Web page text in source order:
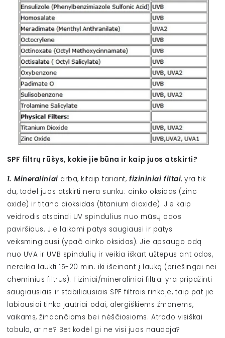
SPF filtrų rūšys, kokie jie būna ir kaip juos atskirti?
1. Mineraliniai arba, kitaip tariant,fizininiai filtai, yra tik
du, todėl juos atskirti nėra sunku: cinko oksidas (zinc
oxide) ir titano dioksidas (titanium dioxide). Jie kaip
veidrodis atspindi UV spindulius nuo mūsų odos
paviršiaus. Jie laikomi patys saugiausi ir patys
veiksmingiausi (ypač cinko oksidas). Jie apsaugo odą
nuo UVA ir UVB spindulių ir veikia iškart užtepus ant odos,
nereikia laukti 15-20 min. iki išeinant į lauką (priešingai nei
cheminius filtrus). Fiziniai/mineraliniai filtrai yra pripažinti
saugiausiais ir stabiliausiais SPF filtrais rinkoje, taip pat jie
labiausiai tinka jautriai odai, alergiškiems žmonėms,
vaikams, žindančioms bei nėščiosioms. Atrodo visiškai
tobula, ar ne? Bet kodėl gi ne visi juos naudoja?